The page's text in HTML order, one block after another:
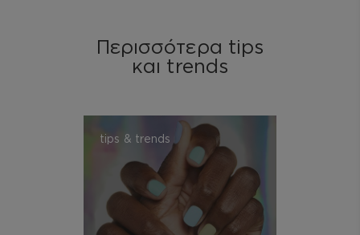
Περισσότερα tips
και trends
tips & trends